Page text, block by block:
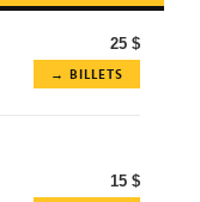
25 $
→ BILLETS
15 $